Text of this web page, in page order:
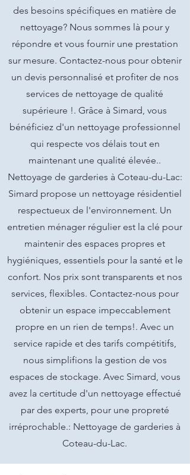
des besoins spécifiques en matière de
nettoyage? Nous sommes là pour y
répondre et vous fournir une prestation
sur mesure. Contactez-nous pour obtenir
un devis personnalisé et profiter de nos
services de nettoyage de qualité
supérieure !. Grâce à Simard, vous
bénéficiez d'un nettoyage professionnel
qui respecte vos délais tout en
maintenant une qualité élevée..
Nettoyage de garderies à Coteau-du-Lac:
Simard propose un nettoyage résidentiel
respectueux de l'environnement. Un
entretien ménager régulier est la clé pour
maintenir des espaces propres et
hygiéniques, essentiels pour la santé et le
confort. Nos prix sont transparents et nos
services, flexibles. Contactez-nous pour
obtenir un espace impeccablement
propre en un rien de temps!. Avec un
service rapide et des tarifs compétitifs,
nous simplifions la gestion de vos
espaces de stockage. Avec Simard, vous
avez la certitude d'un nettoyage effectué
par des experts, pour une propreté
irréprochable.: Nettoyage de garderies à
Coteau-du-Lac.